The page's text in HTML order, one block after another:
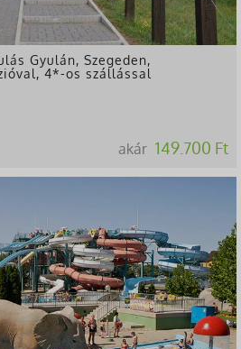
Gyulán, Szegeden,
4*-os szállással
akár 149.700 Ft